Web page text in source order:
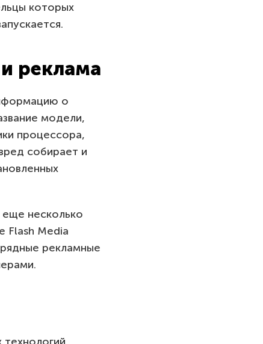
которых
реклама
о
модели,
процессора,
собирает и
несколько
Flash Media
рекламные